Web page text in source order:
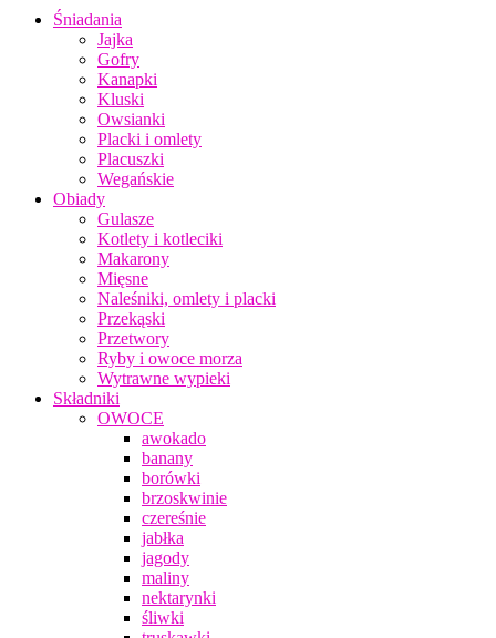
Śniadania
Jajka
Gofry
Kanapki
Kluski
Owsianki
Placki i omlety
Placuszki
Wegańskie
Obiady
Gulasze
Kotlety i kotleciki
Makarony
Mięsne
Naleśniki, omlety i placki
Przekąski
Przetwory
Ryby i owoce morza
Wytrawne wypieki
Składniki
OWOCE
awokado
banany
borówki
brzoskwinie
czereśnie
jabłka
jagody
maliny
nektarynki
śliwki